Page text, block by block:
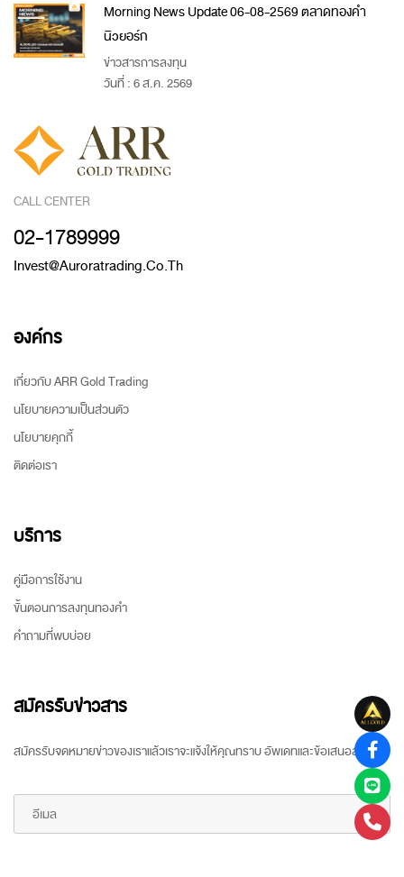
Morning News Update 06-08-2569 ตลาดทองคำ
นิวยอร์ก
ข่าวสารการลงทุน
วันที่ : 6 ส.ค. 2569
CALL CENTER
02-1789999
Invest@auroratrading.co.th
องค์กร
เกี่ยวกับ ARR Gold Trading
นโยบายความเป็นส่วนตัว
นโยบายคุกกี้
ติดต่อเรา
บริการ
คู่มือการใช้งาน
ขั้นตอนการลงทุนทองคำ
คำถามที่พบบ่อย
สมัครรับข่าวสาร
สมัครรับจดหมายข่าวของเราแล้วเราจะแจ้งให้คุณทราบ อัพเดทและข้อเสนอล่าสุด